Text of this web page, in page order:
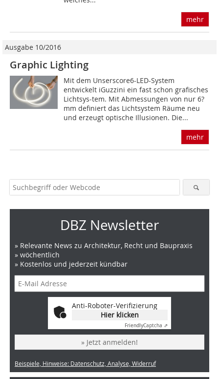
mehr
Ausgabe 10/2016
Graphic Lighting
Mit dem Unserscore6-LED-System
entwickelt iGuzzini ein fast schon grafisches
Lichtsys-tem. Mit Abmessungen von nur 6?
mm definiert das Lichtsystem Räume neu
und erzeugt optische Illusionen. Die...
mehr
DBZ Newsletter
» Relevante News zu Architektur, Recht und Baupraxis
» wöchentlich
» Kostenlos und jederzeit kündbar
Anti-Roboter-Verifizierung
Hier klicken
FriendlyCaptcha ⇗
» Jetzt anmelden!
Beispiele, Hinweise: Datenschutz, Analyse, Widerruf